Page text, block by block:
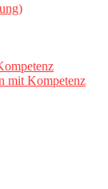
mit Kompetenz